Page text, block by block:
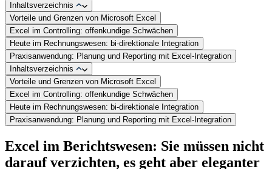
Inhaltsverzeichnis
Vorteile und Grenzen von Microsoft Excel
Excel im Controlling: offenkundige Schwächen
Heute im Rechnungswesen: bi-direktionale Integration
Praxisanwendung: Planung und Reporting mit Excel-Integration
Inhaltsverzeichnis
Vorteile und Grenzen von Microsoft Excel
Excel im Controlling: offenkundige Schwächen
Heute im Rechnungswesen: bi-direktionale Integration
Praxisanwendung: Planung und Reporting mit Excel-Integration
Excel im Berichtswesen: Sie müssen nicht
darauf verzichten, es geht aber eleganter